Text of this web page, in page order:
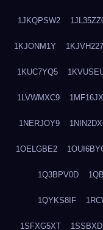
1JKQPSW2
1KJONM1Y 1KJVH227
1KUC7YQ5
1LVWMXC9
1NERJOY9
1OELGBE2
1Q3BPV0D
1QYKS8IF
1SFXG5XT